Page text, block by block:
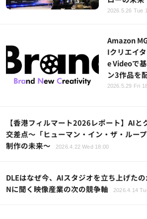
2026.5.26 Tue
Amazon
Iクリエイ
e Videoで
ン3作品を
2026.5.29 Fri
【香港フィルマート2026レポート】AIと
交差点～「ヒューマン・イン・ザ・ルー
制作の未来～
2026.4.22 Wed 18:00
DLEはなぜ今、AIスタジオを立ち上げた
Nに聞く映像産業の次の競争軸
2026.4.14